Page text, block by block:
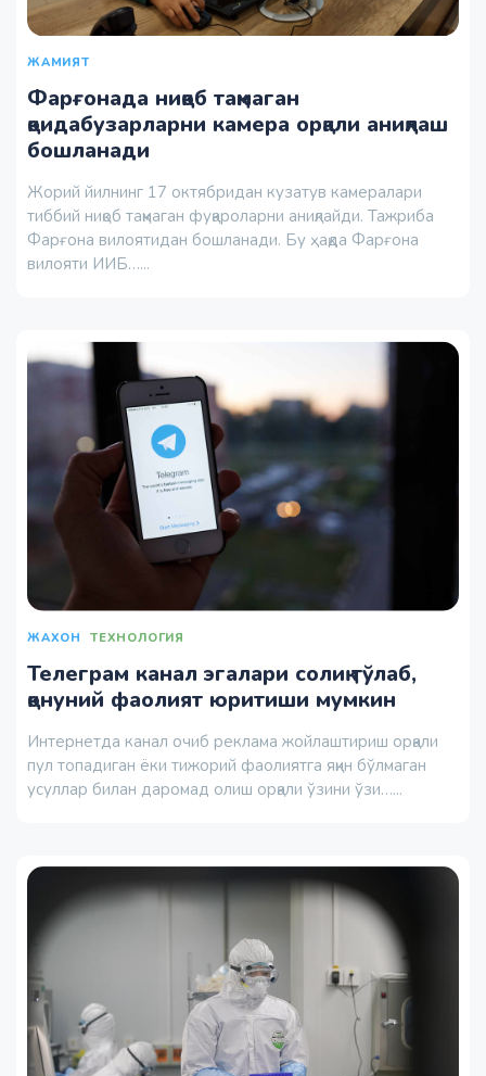
ЖАМИЯТ
Фарғонада ниқоб тақмаган
қоидабузарларни камера орқали аниқлаш
бошланади
Жорий йилнинг 17 октябридан кузатув камералари
тиббий ниқоб тақмаган фуқароларни аниқлайди. Тажриба
Фарғона вилоятидан бошланади. Бу ҳақда Фарғона
вилояти ИИБ…...
ЖАХОН ТЕХНОЛОГИЯ
Телеграм канал эгалари солиқ тўлаб,
қонуний фаолият юритиши мумкин
Интернетда канал очиб реклама жойлаштириш орқали
пул топадиган ёки тижорий фаолиятга яқин бўлмаган
усуллар билан даромад олиш орқали ўзини ўзи…...